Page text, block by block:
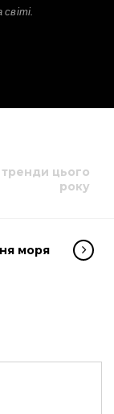
тренди цього
року
моря